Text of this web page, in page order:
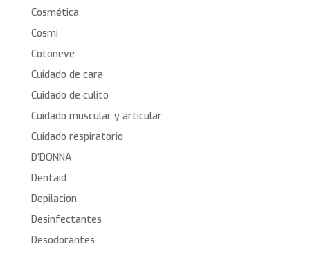
Cosmética
Cosmi
Cotoneve
Cuidado de cara
Cuidado de culito
Cuidado muscular y articular
Cuidado respiratorio
D’DONNA
Dentaid
Depilación
Desinfectantes
Desodorantes